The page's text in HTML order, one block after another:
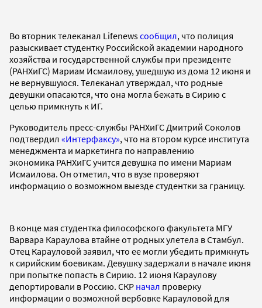
Во вторник телеканал Lifenewsсообщил, что полиция
разыскивает студентку Российской академии народного
хозяйства и государственной службы при президенте
(РАНХиГС) Мариам Исмаилову, ушедшую из дома 12 июня и
не вернувшуюся. Телеканал утверждал, что родные
девушки опасаются, что она могла бежать в Сирию с
целью примкнуть к ИГ.
Руководитель пресс-службы РАНХиГС Дмитрий Соколов
подтвердил «Интерфаксу», что на втором курсе института
менеджмента и маркетинга по направлению
экономика РАНХиГС учится девушка по имени Мариам
Исмаилова. Он отметил, что в вузе проверяют
информацию о возможном выезде студентки за границу.
В конце мая студентка философского факультета МГУ
Варвара Караулова втайне от родных улетела в Стамбул.
Отец Карауловой заявил, что ее могли убедить примкнуть
к сирийским боевикам. Девушку задержали в начале июня
при попытке попасть в Сирию. 12 июня Караулову
депортировали в Россию. СКР начал проверку
информации о возможной вербовке Карауловой для